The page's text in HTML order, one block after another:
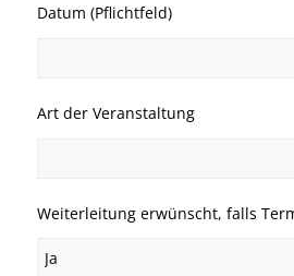
Datum (Pflichtfeld)
Art der Veranstaltung
Weiterleitung erwünscht, falls